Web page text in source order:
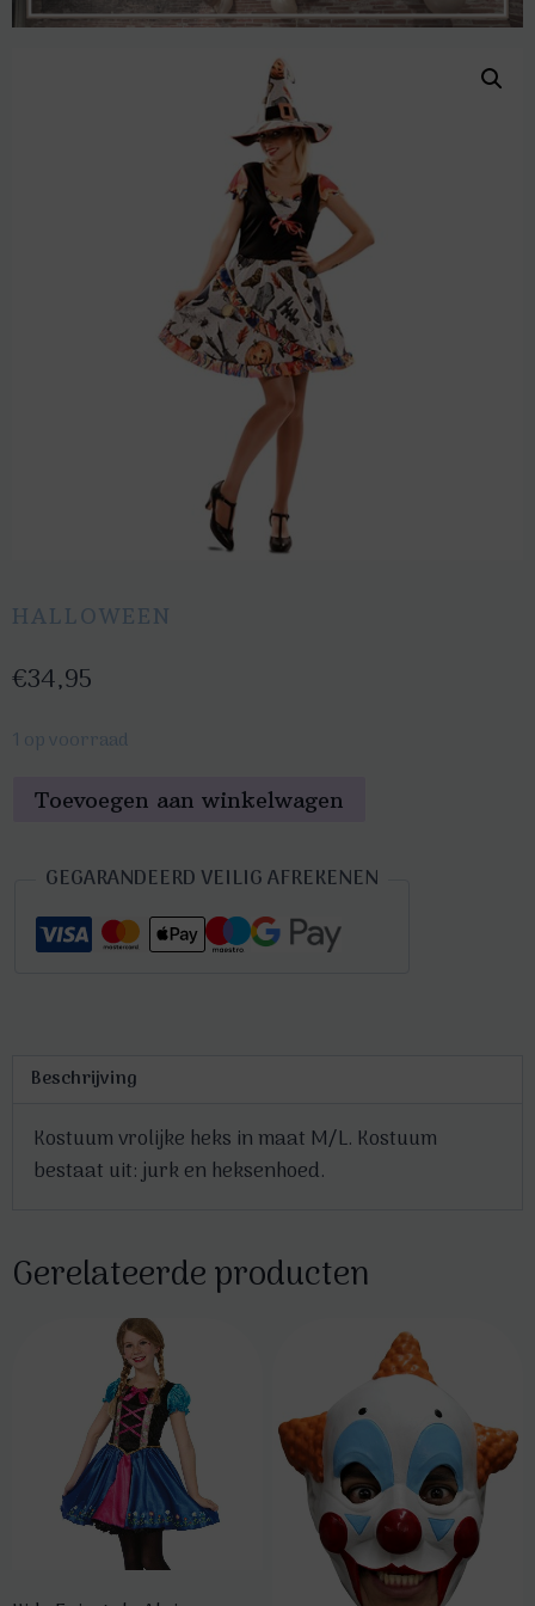
HALLOWEEN
€34,95
1 op voorraad
Vrolijke
aantal
Toevoegen aan winkelwagen
GEGARANDEERD VEILIG AFREKENEN
Beschrijving
Kostuum vrolijke heks in maat M/L. Kostuum
bestaat uit: jurk en heksenhoed.
Gerelateerde producten